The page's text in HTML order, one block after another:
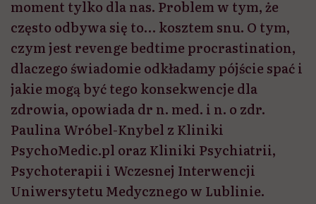
moment tylko dla nas. Problem w tym, że
często odbywa się to… kosztem snu. O tym,
czym jest revenge bedtime procrastination,
dlaczego świadomie odkładamy pójście spać i
jakie mogą być tego konsekwencje dla
zdrowia, opowiada dr n. med. i n. o zdr.
Paulina Wróbel-Knybel z Kliniki
PsychoMedic.pl oraz Kliniki Psychiatrii,
Psychoterapii i Wczesnej Interwencji
Uniwersytetu Medycznego w Lublinie.